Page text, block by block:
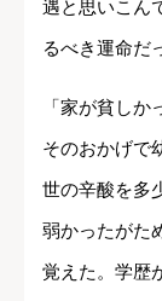
遇と思いこん
るべき運命だ
「家が貧しか
そのおかげで
世の辛酸を多
弱かったがた
覚えた。学歴